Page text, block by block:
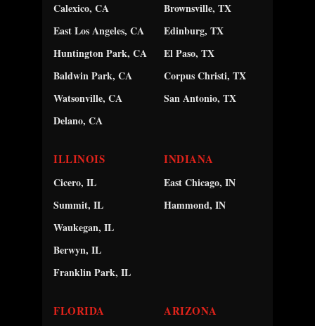
Calexico, CA
East Los Angeles, CA
Huntington Park, CA
Baldwin Park, CA
Watsonville, CA
Delano, CA
Brownsville, TX
Edinburg, TX
El Paso, TX
Corpus Christi, TX
San Antonio, TX
ILLINOIS
Cicero, IL
Summit, IL
Waukegan, IL
Berwyn, IL
Franklin Park, IL
INDIANA
East Chicago, IN
Hammond, IN
FLORIDA ARIZONA